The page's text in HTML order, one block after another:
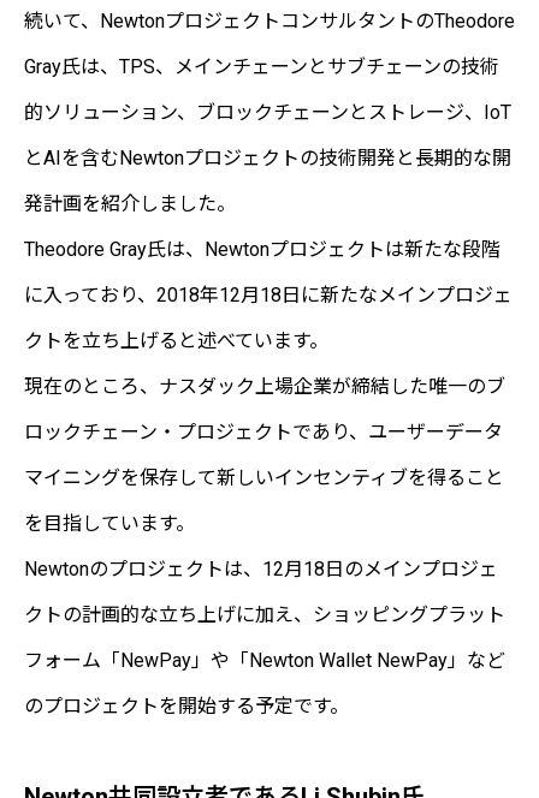
続いて、NewtonプロジェクトコンサルタントのTheodore
Gray氏は、TPS、メインチェーンとサブチェーンの技術
的ソリューション、ブロックチェーンとストレージ、IoT
とAIを含むNewtonプロジェクトの技術開発と長期的な開
発計画を紹介しました。
Theodore Gray氏は、Newtonプロジェクトは新たな段階
に入っており、2018年12月18日に新たなメインプロジェ
クトを立ち上げると述べています。
現在のところ、ナスダック上場企業が締結した唯一のブ
ロックチェーン・プロジェクトであり、ユーザーデータ
マイニングを保存して新しいインセンティブを得ること
を目指しています。
Newtonのプロジェクトは、12月18日のメインプロジェ
クトの計画的な立ち上げに加え、ショッピングプラット
フォーム「NewPay」や「Newton Wallet NewPay」など
のプロジェクトを開始する予定です。